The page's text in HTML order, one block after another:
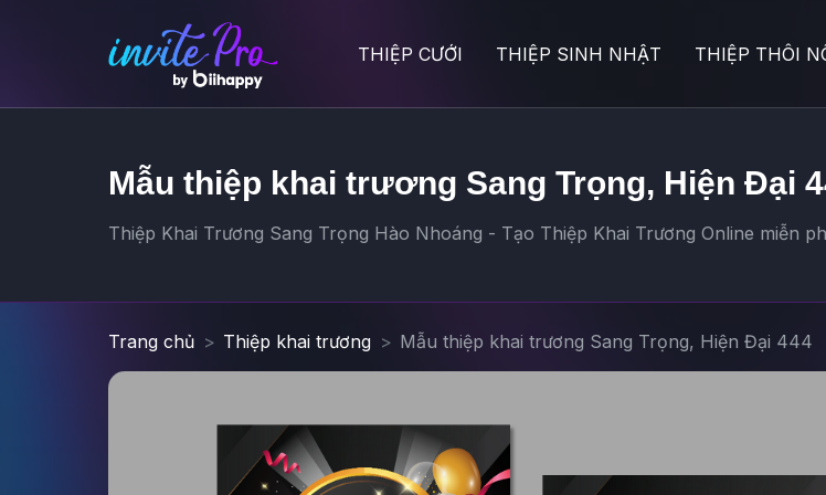
THIỆP CƯỚI THIỆP SINH NHẬT THIỆP THÔI
Mẫu thiệp khai trương Sang Trọng, Hiện Đại
Thiệp Khai Trương Sang Trọng Hào Nhoáng - Tạo Thiệp Khai Trương Online miễn
Trang chủ Thiệp khai trương Mẫu thiệp khai trương Sang Trọng, Hiện Đại 444